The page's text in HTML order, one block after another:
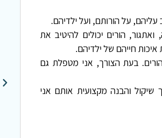
על הורותם, ועל ילדיהם.
הורים יכולים להיטיב את
חייהם של ילדיהם.
בעת הצורך, אני מטפלת גם
והבנה מקצועית אותם אני